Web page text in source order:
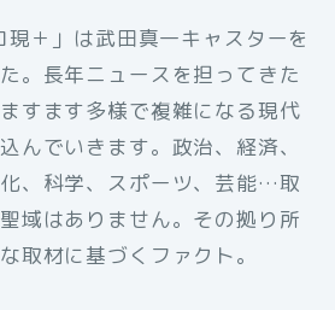
＋」は武田真一キャスターを
。長年ニュースを担ってきた
すます多様で複雑になる現代
んでいきます。政治、経済、
、科学、スポーツ、芸能…取
域はありません。その拠り所
取材に基づくファクト。